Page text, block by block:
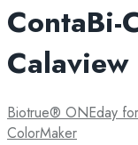
ContaBi-
Calaview
Biotrue® ONEday
ColorMaker